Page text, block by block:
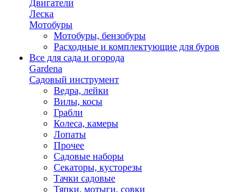
Двигатели
Леска
Мотобуры
Мотобуры, бензобуры
Расходные и комплектующие для буров
Все для сада и огорода
Gardena
Садовый инструмент
Ведра, лейки
Вилы, косы
Грабли
Колеса, камеры
Лопаты
Прочее
Садовые наборы
Секаторы, кусторезы
Тачки садовые
Тяпки, мотыги, совки